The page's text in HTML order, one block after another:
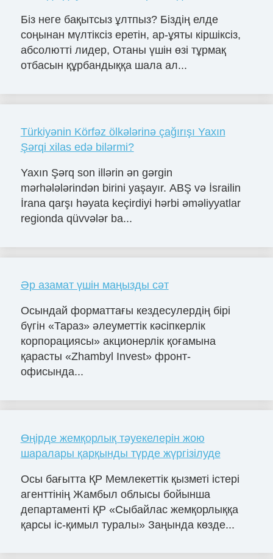
Біз неге бақытсыз ұлтпыз? Біздің елде
соңынан мүлтіксіз еретін, ар-ұяты кіршіксіз,
абсолютті лидер, Отаны үшін өзі тұрмақ
отбасын құрбандыққа шала ал...
Türkiyənin Körfəz ölkələrinə çağırışı Yaxın
Şərqi xilas edə bilərmi?
Yaxın Şərq son illərin ən gərgin
mərhələlərindən birini yaşayır. ABŞ və İsrailin
İrana qarşı həyata keçirdiyi hərbi əməliyyatlar
regionda qüvvələr ba...
Әр азамат үшін маңызды сәт
Осындай форматтағы кездесулердің бірі
бүгін «Тараз» әлеуметтік кәсіпкерлік
корпорациясы» акционерлік қоғамына
қарасты «Zhambyl Invest» фронт-
офисында...
Өңірде жемқорлық тәуекелерін жою
шаралары қарқынды түрде жүргізілуде
Осы бағытта ҚР Мемлекеттік қызметі істері
агенттінің Жамбыл облысы бойынша
департаменті ҚР «Сыбайлас жемқорлыққа
қарсы іс-қимыл туралы» Заңында көзде...